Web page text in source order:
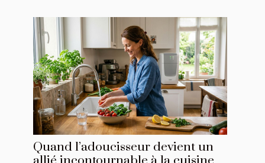
Quand l’adoucisseur devient un